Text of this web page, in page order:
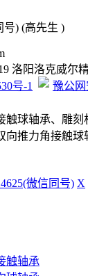
号) (高先生 )
洛阳洛克威尔
号-1
豫公网
触球轴承、雕
向推力角接触
微信同号) X
触轴承